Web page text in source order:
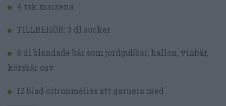
4 tsk maizena
TILLBEHÖR: 3 dl socker
8 dl blandade bär som jordgubbar, hallon, vinbär,
körsbär osv
12 blad citronmeliss att garnera med